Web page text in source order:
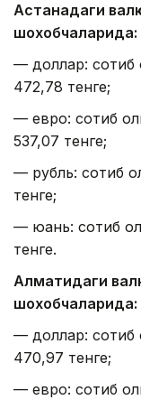
Астанадаги
шохобчаларида:
— доллар:
472,78 тенге;
— евро: сотиб
537,07 тенге;
— рубль: сотиб
тенге;
— юань: сотиб
тенге.
Алматидаги
шохобчаларида:
— доллар:
470,97 тенге;
— евро: сотиб